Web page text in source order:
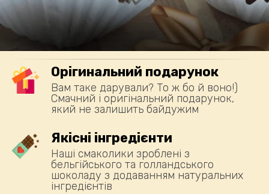
Орігинальний подарунок
Вам таке дарували? То ж бо й воно!)
Смачний і оригінальний подарунок,
який не залишить байдужим
Якісні інгредієнти
Наші смаколики зроблені з
бельгійського та голландського
шоколаду з додаванням натуральних
інгредієнтів